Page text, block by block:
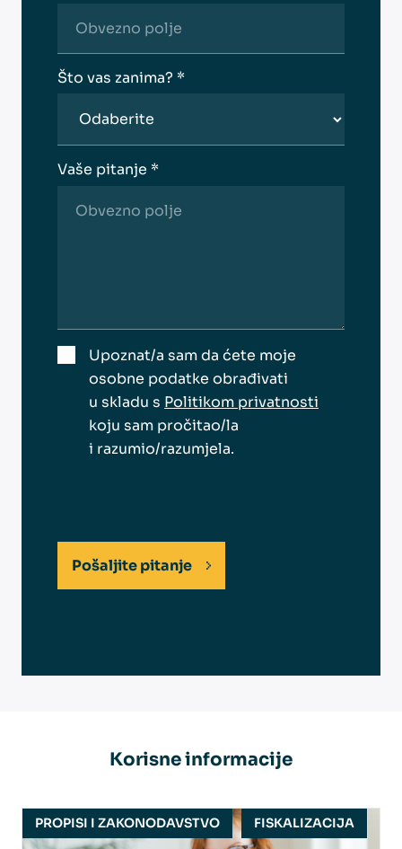
Što vas zanima? *
Vaše pitanje *
Upoznat/a sam da ćete moje
osobne podatke obrađivati
u skladu s Politikom privatnosti
koju sam pročitao/la
i razumio/razumjela.
Pošaljite pitanje
Korisne informacije
PROPISI I ZAKONODAVSTVO FISKALIZACIJA